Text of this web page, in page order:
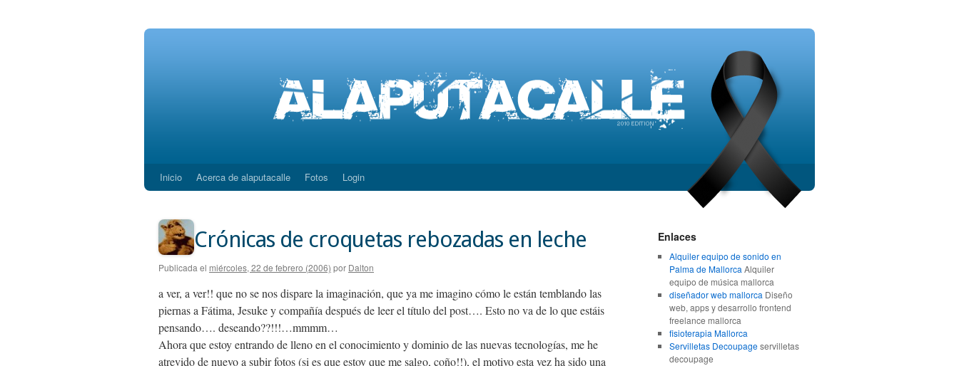
Saltar
contenido
Inicio Acerca de alaputacalle Fotos Login
Crónicas de croquetas rebozadas en leche
Publicada el miércoles, 22 de febrero (2006) por Dalton
a ver, a ver!! que no se nos dispare la imaginación, que ya me imagino cómo le están temblando las
piernas a Fátima, Jesuke y compañía después de leer el título del post…. Esto no va de lo que estáis
pensando…. deseando??!!!…mmmm…
Ahora que estoy entrando de lleno en el conocimiento y dominio de las nuevas tecnologías, me he
atrevido de nuevo a subir fotos (si es que estoy que me salgo, coño!!), el motivo esta vez ha sido una
Enlaces
Alquiler equipo de sonido en
Palma de Mallorca Alquiler
equipo de música mallorca
diseñador web mallorca Diseño
web, apps y desarrollo frontend
freelance mallorca
fisioterapia Mallorca
Servilletas Decoupageservilletas
decoupage